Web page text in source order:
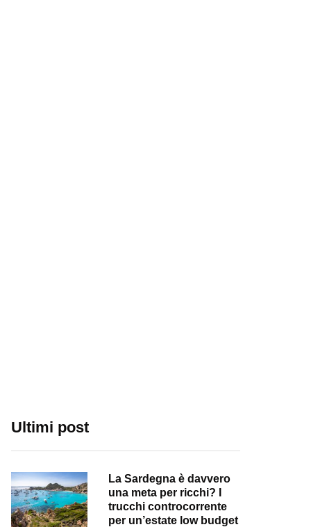
Ultimi post
La Sardegna è davvero
una meta per ricchi? I
trucchi controcorrente
per un’estate low budget